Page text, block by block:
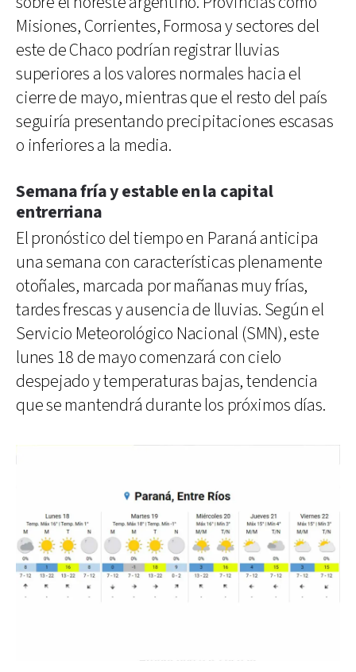
Misiones, Corrientes, Formosa y sectores del
este de Chaco podrían registrar lluvias
superiores a los valores normales hacia el
cierre de mayo, mientras que el resto del país
seguiría presentando precipitaciones escasas
o inferiores a la media.
Semana fría y estable en la capital
entrerriana
El pronóstico del tiempo en Paraná anticipa
una semana con características plenamente
otoñales, marcada por mañanas muy frías,
tardes frescas y ausencia de lluvias. Según el
Servicio Meteorológico Nacional (SMN), este
lunes 18 de mayo comenzará con cielo
despejado y temperaturas bajas, tendencia
que se mantendrá durante los próximos días.